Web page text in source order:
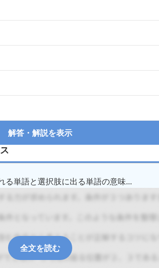
解答・解説を表示
る単語と選択肢に出る単語の意味...
全文を読む